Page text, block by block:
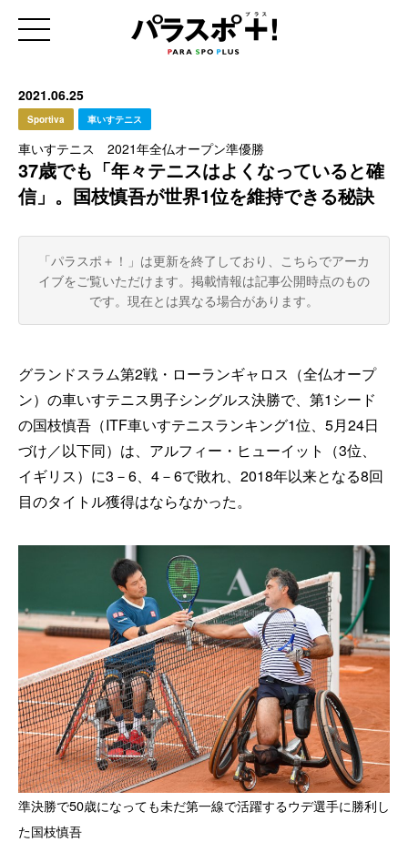
2021.06.25
Sportiva 車いすテニス
車いすテニス 2021年全仏オープン準優勝
37歳でも「年々テニスはよくなっていると確
信」。国枝慎吾が世界1位を維持できる秘訣
「パラスポ＋！」は更新を終了しており、こちらでアーカ
イブをご覧いただけます。 掲載情報は記事公開時点のもの
です。現在とは異なる場合があります。
グランドスラム第2戦・ローランギャロス（全仏オープ
ン）の車いすテニス男子シングルス決勝で、第1シード
の国枝慎吾（ITF車いすテニスランキング1位、5月24日
づけ／以下同）は、アルフィー・ヒューイット（3位、
イギリス）に3－6、4－6で敗れ、2018年以来となる8回
目のタイトル獲得はならなかった。
準決勝で50歳になっても未だ第一線で活躍するウデ選手に勝利し
た国枝慎吾